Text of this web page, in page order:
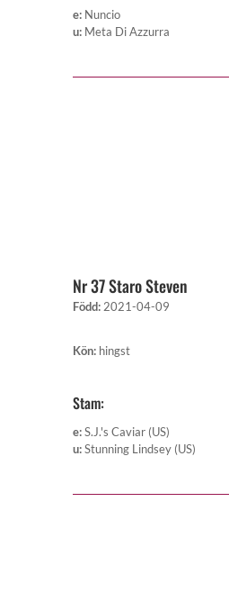
e: Nuncio
u: Meta Di Azzurra
Nr 37 Staro Steven
Född: 2021-04-09
Kön: hingst
Stam:
e:S.J.'s Caviar (US)
u:Stunning Lindsey (US)